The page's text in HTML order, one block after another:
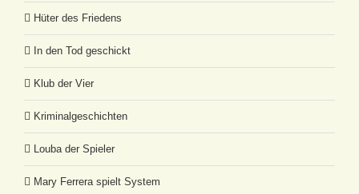
Hüter des Friedens
In den Tod geschickt
Klub der Vier
Kriminalgeschichten
Louba der Spieler
Mary Ferrera spielt System